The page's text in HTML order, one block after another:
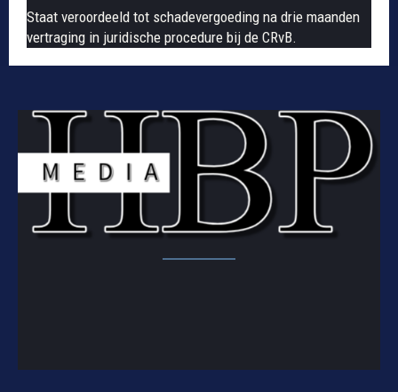
Staat veroordeeld tot schadevergoeding na drie maanden
vertraging in juridische procedure bij de CRvB.